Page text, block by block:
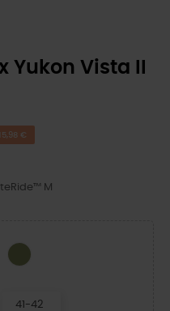
Yukon Vista II
€
M
Ardósia
Mushroom
Exército Verde
41-42